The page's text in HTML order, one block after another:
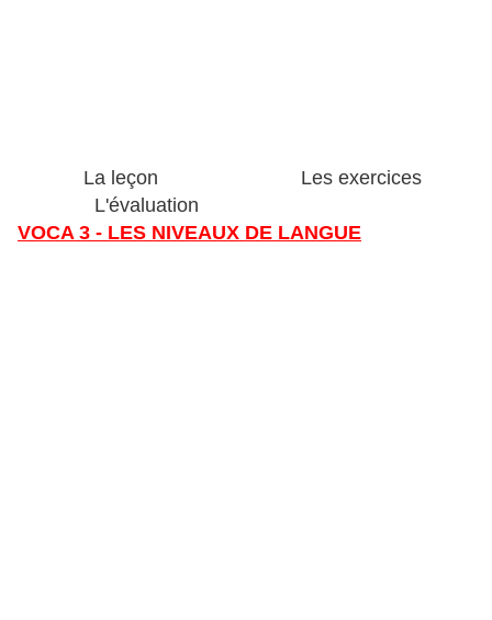
La leçon Les exercices
L'évaluation
VOCA 3 - LES NIVEAUX DE LANGUE